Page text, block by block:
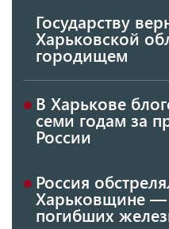
Государству
Харьковской
городищем
В Харькове
семи годам за
России
Россия
Харьковщине —
погибших